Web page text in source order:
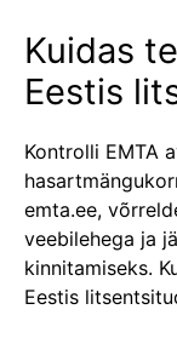
Kuidas
Eestis
Kontrolli EMTA
emta.ee,
veebilehega ja
kinnitamiseks.
Eestis